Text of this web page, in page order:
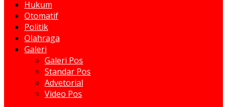
Hukum
Otomatif
Politik
Olahraga
Galeri
Galeri Pos
Standar Pos
Advetorial
Video Pos